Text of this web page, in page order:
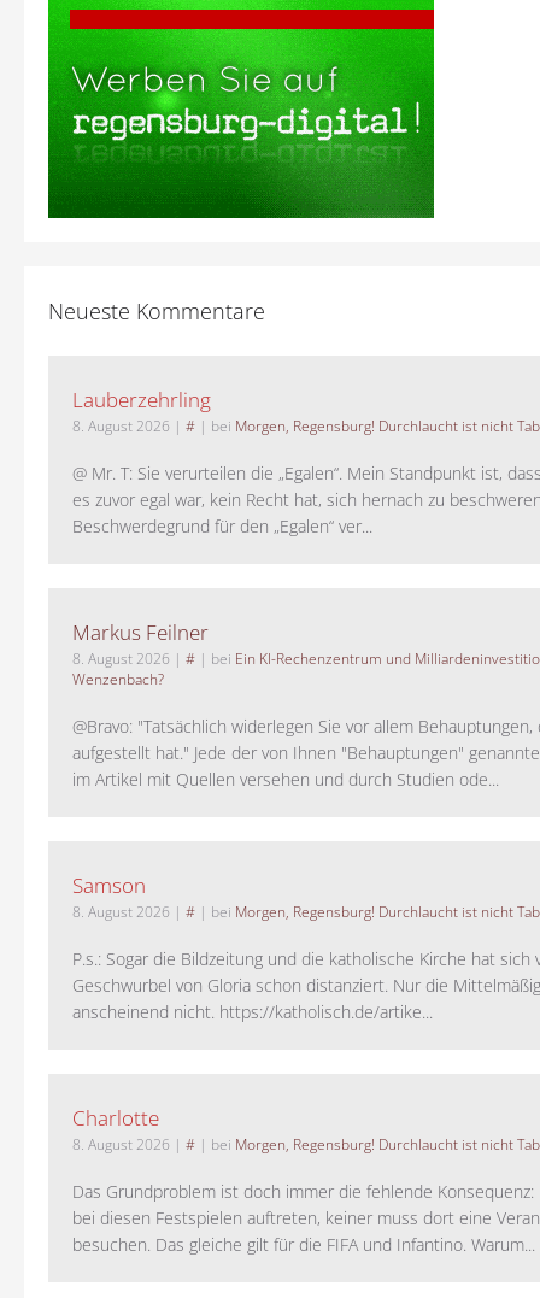
Neueste Kommentare
Lauberzehrling
8. August 2026 | # | bei Morgen, Regensburg! Durchlaucht ist nicht
@ Mr. T: Sie verurteilen die „Egalen“. Mein Standpunkt ist,
es zuvor egal war, kein Recht hat, sich hernach zu
Beschwerdegrund für den „Egalen“ ver...
Markus Feilner
8. August 2026 | # | bei Ein KI-Rechenzentrum und
Wenzenbach?
@Bravo: "Tatsächlich widerlegen Sie vor allem
aufgestellt hat." Jede der von Ihnen "Behauptungen"
im Artikel mit Quellen versehen und durch Studien ode...
Samson
8. August 2026 | # | bei Morgen, Regensburg! Durchlaucht ist nicht
P.s.: Sogar die Bildzeitung und die katholische Kirche hat sich
Geschwurbel von Gloria schon distanziert. Nur die
anscheinend nicht. https://katholisch.de/artike...
Charlotte
8. August 2026 | # | bei Morgen, Regensburg! Durchlaucht ist nicht
Das Grundproblem ist doch immer die fehlende
bei diesen Festspielen auftreten, keiner muss dort eine
besuchen. Das gleiche gilt für die FIFA und Infantino. Warum...